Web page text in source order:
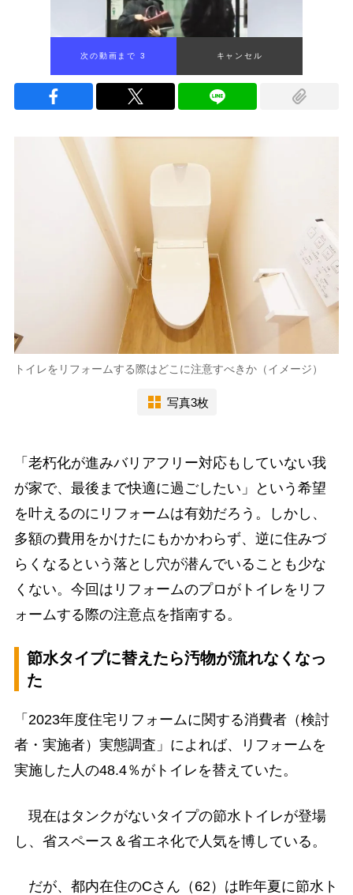
次の動画まで 2 キャンセル
トイレをリフォームする際はどこに注意すべきか（イメージ）
写真3枚
「老朽化が進みバリアフリー対応もしていない我
が家で、最後まで快適に過ごしたい」という希望
を叶えるのにリフォームは有効だろう。しかし、
多額の費用をかけたにもかかわらず、逆に住みづ
らくなるという落とし穴が潜んでいることも少な
くない。今回はリフォームのプロがトイレをリフ
ォームする際の注意点を指南する。
節水タイプに替えたら汚物が流れなくなっ
た
「2023年度住宅リフォームに関する消費者（検討
者・実施者）実態調査」によれば、リフォームを
実施した人の48.4％がトイレを替えていた。
現在はタンクがないタイプの節水トイレが登場
し、省スペース＆省エネ化で人気を博している。
だが、都内在住のCさん（62）は昨年夏に節水ト